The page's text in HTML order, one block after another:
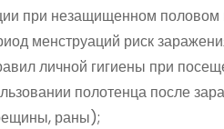
при незащищенном половом
менструаций риск
личной гигиены при
полотенца после
раны);